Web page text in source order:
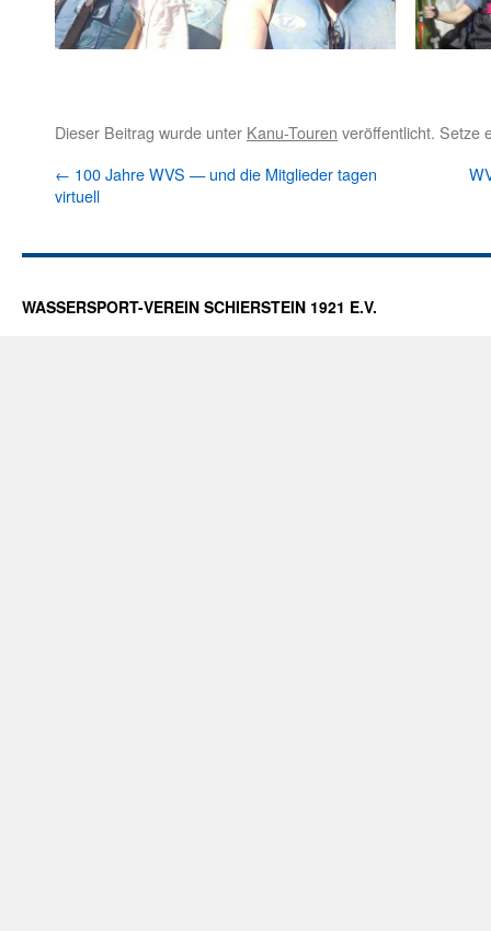
Dieser Beitrag wurde unter Kanu-Touren veröffentlicht. Setze
← 100 Jahre WVS — und die Mitglieder tagen
virtuell
WASSERSPORT-VEREIN SCHIERSTEIN 1921 E.V.